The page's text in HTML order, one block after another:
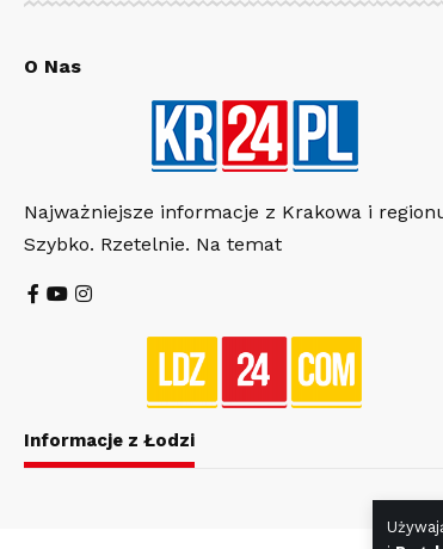
O Nas
Najważniejsze informacje z Krakowa i
Szybko. Rzetelnie. Na temat
Informacje z Łodzi